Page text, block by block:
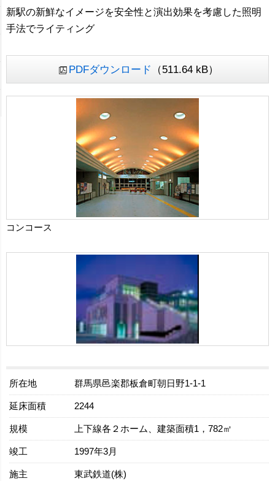
新駅の新鮮なイメージを安全性と演出効果を考慮した照明
手法でライティング
PDFダウンロード （511.64 kB）
コンコース
所在地 群馬県邑楽郡板倉町朝日野1-1-1
延床面積 2244
規模 上下線各２ホーム、建築面積1，782㎡
竣工 1997年3月
施主 東武鉄道(株)